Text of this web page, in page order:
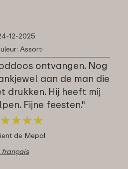
12-2025
Assorti
ontvangen. Nog
aan de man die
drukken. Hij heeft mij
Fijne feesten."
★★★★
★★★★
de Mepal
français